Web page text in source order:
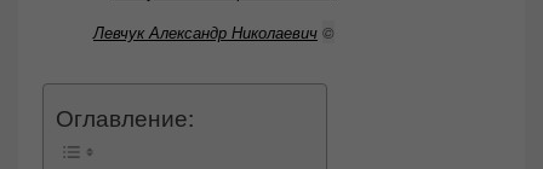
Левчук Александр Николаевич ©
Оглавление: